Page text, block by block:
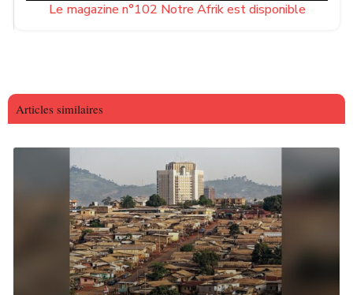
Le magazine n°102 Notre Afrik est disponible
Articles similaires